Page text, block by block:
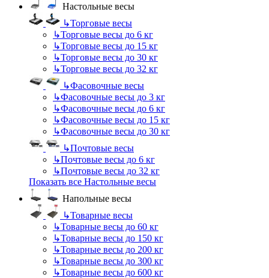
Настольные весы
↳Торговые весы
↳Торговые весы до 6 кг
↳Торговые весы до 15 кг
↳Торговые весы до 30 кг
↳Торговые весы до 32 кг
↳Фасовочные весы
↳Фасовочные весы до 3 кг
↳Фасовочные весы до 6 кг
↳Фасовочные весы до 15 кг
↳Фасовочные весы до 30 кг
↳Почтовые весы
↳Почтовые весы до 6 кг
↳Почтовые весы до 32 кг
Показать все Настольные весы
Напольные весы
↳Товарные весы
↳Товарные весы до 60 кг
↳Товарные весы до 150 кг
↳Товарные весы до 200 кг
↳Товарные весы до 300 кг
↳Товарные весы до 600 кг